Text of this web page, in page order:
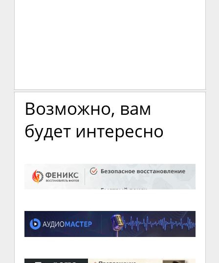
Возможно, вам
будет интересно